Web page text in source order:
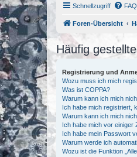
Schnellzugriff FAQ
Foren-Übersicht
Häufig
Registrierung und
Wozu muss ich mich
Was ist COPPA?
Warum kann ich mich
Ich habe mich registriert,
Warum kann ich mich
Ich habe mich vor einiger
Ich habe mein Passwort
Warum werde ich
Wozu ist die Funktion